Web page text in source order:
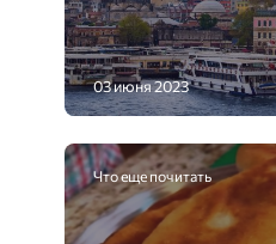
03 июня 2023
Что еще почитать